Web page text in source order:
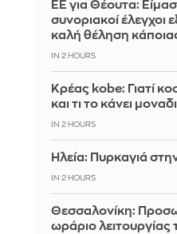
ΕΕ για Θέουτα:
συνοριακοί έλεγχοι
καλή θέληση
IN 2 HOURS
Κρέας kobe: Γιατί
και τι το κάνει
IN 2 HOURS
Ηλεία: Πυρκαγιά
IN 2 HOURS
Θεσσαλονίκη:
ωράριο